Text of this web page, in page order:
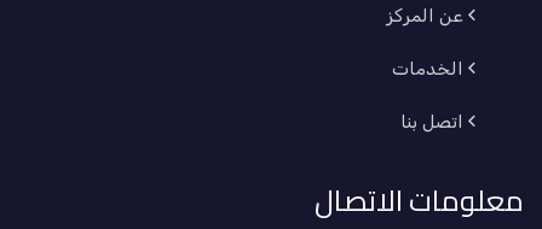
عن المركز
الخدمات
اتصل بنا
معلومات الاتصال